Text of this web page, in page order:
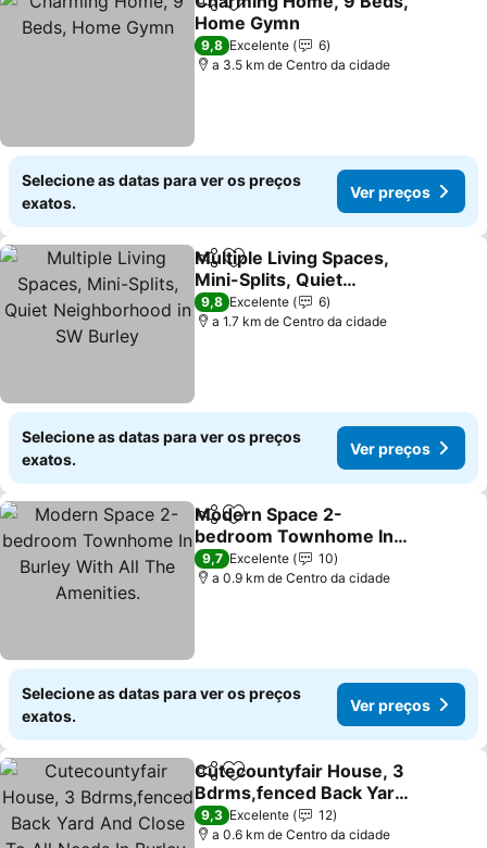
PartilharAdicionar aos favoritos
Home Gymn
9,8 Excelente
6
a 3.5 km de Centro da cidade
Selecione as datas para ver os preços
exatos.
Ver preços
PartilharAdicionar aos favoritos
Multiple Living Spaces,
Mini-Splits, Quiet
Neighborhood in SW
Burley
9,8 Excelente
6
a 1.7 km de Centro da cidade
Selecione as datas para ver os preços
exatos.
Ver preços
PartilharAdicionar aos favoritos
Modern Space 2-
bedroom Townhome In
Burley With All The
Amenities.
9,7 Excelente
10
a 0.9 km de Centro da cidade
Selecione as datas para ver os preços
exatos.
Ver preços
PartilharAdicionar aos favoritos
Cutecountyfair House, 3
Bdrms,fenced Back Yard
And Close To All Needs In
Burley.
9,3 Excelente
12
a 0.6 km de Centro da cidade